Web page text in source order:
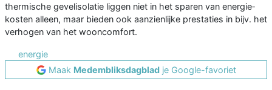
thermische gevelisolatie liggen niet in het sparen van energie­
kosten alleen, maar bieden ook aanzienlijke prestaties in bijv. het
verhogen van het wooncomfort.
energie
Maak Medembliksdagbladje Google-favoriet